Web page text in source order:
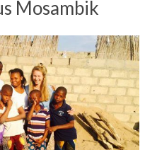
Mosambik